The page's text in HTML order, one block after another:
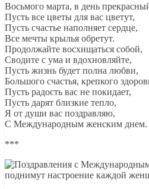
Восьмого марта, в день
Пусть все цветы для вас цветут,
Пусть счастье наполняет сердце,
Все мечты крылья обретут.
Продолжайте восхищаться собой,
Сводите с ума и вдохновляйте,
Пусть жизнь будет полна любви,
Большого счастья, крепкого
Пусть радость вас не покидает,
Пусть дарят близкие тепло,
Я от души вас поздравляю,
С Международным женским днем.
***